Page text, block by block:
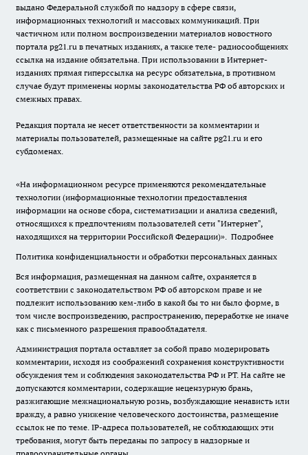
выдано Федеральной службой по надзору в сфере связи,
информационных технологий и массовых коммуникаций. При
частичном или полном воспроизведении материалов новостного
портала pg21.ru в печатных изданиях, а также теле- радиосообщениях
ссылка на издание обязательна. При использовании в Интернет-
изданиях прямая гиперссылка на ресурс обязательна, в противном
случае будут применены нормы законодательства РФ об авторских и
смежных правах.
Редакция портала не несет ответственности за комментарии и
материалы пользователей, размещенные на сайте pg21.ru и его
субдоменах.
«На информационном ресурсе применяются рекомендательные
технологии (информационные технологии предоставления
информации на основе сбора, систематизации и анализа сведений,
относящихся к предпочтениям пользователей сети "Интернет",
находящихся на территории Российской Федерации)». Подробнее
Политика конфиденциальности и обработки персональных данных
Вся информация, размещенная на данном сайте, охраняется в
соответствии с законодательством РФ об авторском праве и не
подлежит использованию кем-либо в какой бы то ни было форме, в
том числе воспроизведению, распространению, переработке не иначе
как с письменного разрешения правообладателя.
Администрация портала оставляет за собой право модерировать
комментарии, исходя из соображений сохранения конструктивности
обсуждения тем и соблюдения законодательства РФ и РТ. На сайте не
допускаются комментарии, содержащие нецензурную брань,
разжигающие межнациональную рознь, возбуждающие ненависть или
вражду, а равно унижение человеческого достоинства, размещение
ссылок не по теме. IP-адреса пользователей, не соблюдающих эти
требования, могут быть переданы по запросу в надзорные и